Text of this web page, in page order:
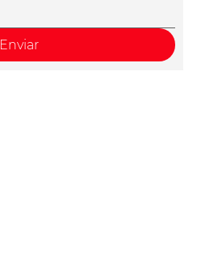
Enviar